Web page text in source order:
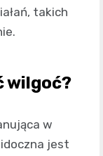
takich
wilgoć?
w
jest